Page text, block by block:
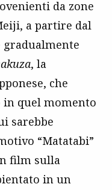
da zone
a partire dal
gradualmente
, la
che
in quel momento
sarebbe
“Matatabi”
film sulla
in un